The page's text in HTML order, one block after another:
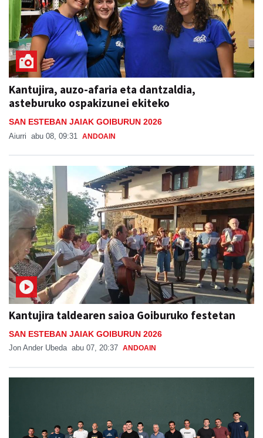
Kantujira, auzo-afaria eta dantzaldia,
asteburuko ospakizunei ekiteko
SAN ESTEBAN JAIAK GOIBURUN 2026
Aiurri abu 08, 09:31 ANDOAIN
Kantujira taldearen saioa Goiburuko festetan
SAN ESTEBAN JAIAK GOIBURUN 2026
Jon Ander Ubeda abu 07, 20:37 ANDOAIN